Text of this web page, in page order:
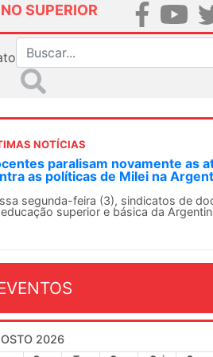
SUPERIOR
NOTÍCIAS
SN convoca docentes para
Internacionalista com
de agosto
SN conclama suas seções